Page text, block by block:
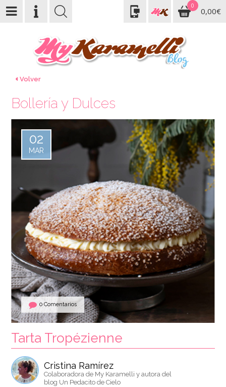
0
0,00€
Volver
Bollería y Dulces
0 Comentarios
02
MAR
Tarta Tropézienne
Cristina Ramírez
Colaboradora de My Karamelli y autora del
blog Un Pedacito de Cielo